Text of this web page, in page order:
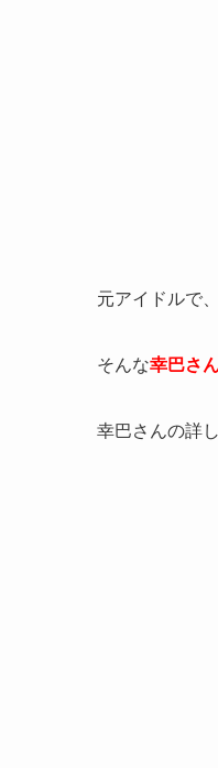
元アイドルで
そんな幸巴さ
幸巴さんの詳